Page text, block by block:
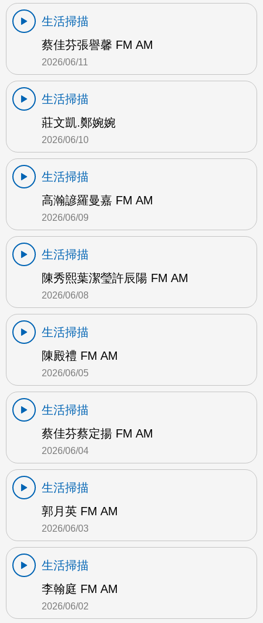
生活掃描
蔡佳芬張譽馨 FM AM
2026/06/11
生活掃描
莊文凱.鄭婉婉
2026/06/10
生活掃描
高瀚諺羅曼嘉 FM AM
2026/06/09
生活掃描
陳秀熙葉潔瑩許辰陽 FM AM
2026/06/08
生活掃描
陳殿禮 FM AM
2026/06/05
生活掃描
蔡佳芬蔡定揚 FM AM
2026/06/04
生活掃描
郭月英 FM AM
2026/06/03
生活掃描
李翰庭 FM AM
2026/06/02